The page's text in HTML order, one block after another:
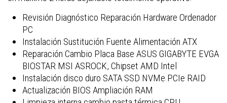
Revisión Diagnóstico Reparación Hardware Ordenador
PC
Instalación Sustitución Fuente Alimentación ATX
Reparación Cambio Placa Base ASUS GIGABYTE EVGA
BIOSTAR MSI ASROCK, Chipset AMD Intel
Instalación disco duro SATA SSD NVMe PCIe RAID
Actualización BIOS Ampliación RAM